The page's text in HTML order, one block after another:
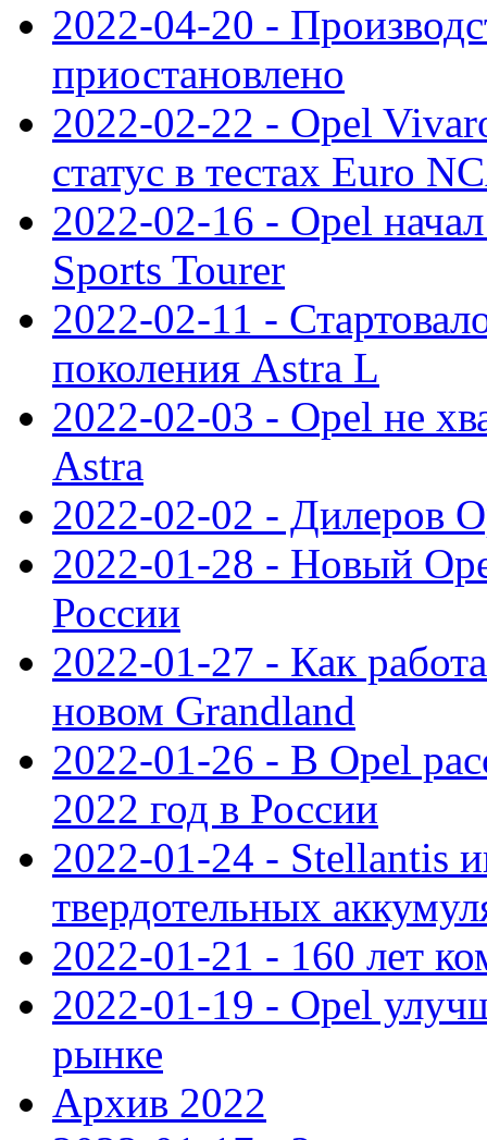
2022-04-20 -
приостановлено
2022-02-22 - Opel
статус в тестах Euro
2022-02-16 - Opel
Sports Tourer
2022-02-11 -
поколения Astra L
2022-02-03 - Opel не
Astra
2022-02-02 - Дилеров
2022-01-28 - Новый
России
2022-01-27 - Как
новом Grandland
2022-01-26 - В Opel
2022 год в России
2022-01-24 - Stellantis
твердотельных
2022-01-21 - 160 лет
2022-01-19 - Opel
рынке
Архив 2022